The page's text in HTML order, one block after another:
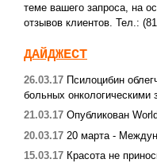
теме вашего запроса, на
отзывов клиентов. Тел.:
ДАЙДЖЕСТ
26.03.17 Псилоцибин
больных онкологическими
21.03.17 Опубликован
20.03.17 20 марта -
15.03.17 Красота не